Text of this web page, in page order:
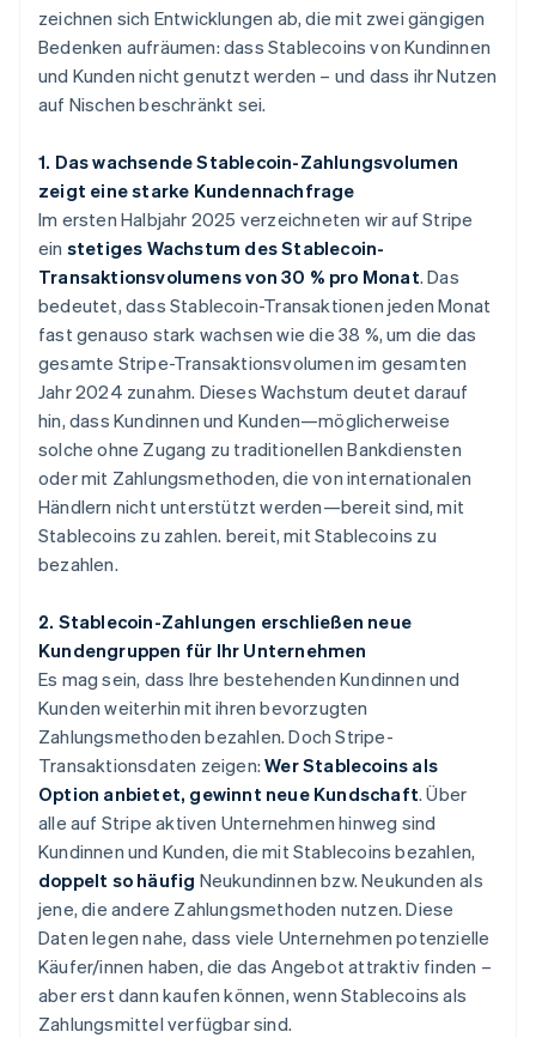
zeichnen sich Entwicklungen ab, die mit zwei gängigen
Bedenken aufräumen: dass Stablecoins von Kundinnen
und Kunden nicht genutzt werden – und dass ihr Nutzen
auf Nischen beschränkt sei.
1. Das wachsende Stablecoin-Zahlungsvolumen
zeigt eine starke Kundennachfrage
Im ersten Halbjahr 2025 verzeichneten wir auf Stripe
ein stetiges Wachstum des Stablecoin-
Transaktionsvolumens von 30 % pro Monat. Das
bedeutet, dass Stablecoin-Transaktionen jeden Monat
fast genauso stark wachsen wie die 38 %, um die das
gesamte Stripe-Transaktionsvolumen im gesamten
Jahr 2024 zunahm. Dieses Wachstum deutet darauf
hin, dass Kundinnen und Kunden—möglicherweise
solche ohne Zugang zu traditionellen Bankdiensten
oder mit Zahlungsmethoden, die von internationalen
Händlern nicht unterstützt werden—bereit sind, mit
Stablecoins zu zahlen. bereit, mit Stablecoins zu
bezahlen.
2. Stablecoin-Zahlungen erschließen neue
Kundengruppen für Ihr Unternehmen
Es mag sein, dass Ihre bestehenden Kundinnen und
Kunden weiterhin mit ihren bevorzugten
Zahlungsmethoden bezahlen. Doch Stripe-
Transaktionsdaten zeigen:Wer Stablecoins als
Option anbietet, gewinnt neue Kundschaft. Über
alle auf Stripe aktiven Unternehmen hinweg sind
Kundinnen und Kunden, die mit Stablecoins bezahlen,
doppelt so häufig Neukundinnen bzw. Neukunden als
jene, die andere Zahlungsmethoden nutzen. Diese
Daten legen nahe, dass viele Unternehmen potenzielle
Käufer/innen haben, die das Angebot attraktiv finden –
aber erst dann kaufen können, wenn Stablecoins als
Zahlungsmittel verfügbar sind.